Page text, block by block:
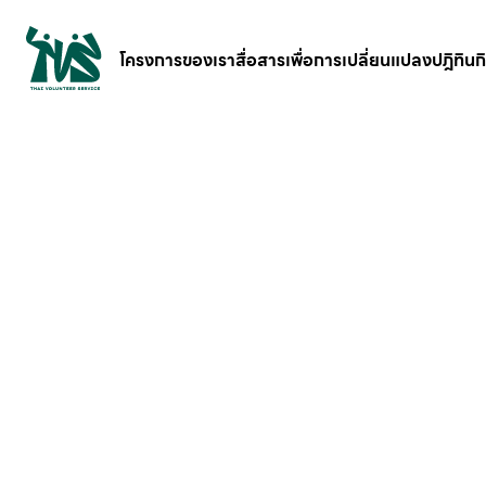
โครงการของเราสื่อสารเพื่อการเปลี่ยนแปลงปฎิทิน